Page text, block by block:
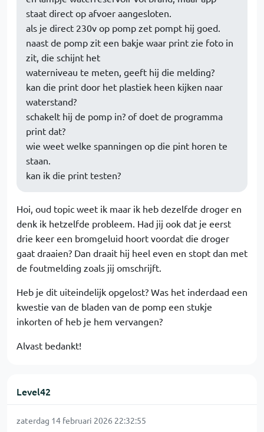
staat direct op afvoer aangesloten.
als je direct 230v op pomp zet pompt hij goed.
naast de pomp zit een bakje waar print zie foto in
zit, die schijnt het
waterniveau te meten, geeft hij die melding?
kan die print door het plastiek heen kijken naar
waterstand?
schakelt hij de pomp in? of doet de programma
print dat?
wie weet welke spanningen op die pint horen te
staan.
kan ik die print testen?
Hoi, oud topic weet ik maar ik heb dezelfde droger en
denk ik hetzelfde probleem. Had jij ook dat je eerst
drie keer een bromgeluid hoort voordat die droger
gaat draaien? Dan draait hij heel even en stopt dan met
de foutmelding zoals jij omschrijft.
Heb je dit uiteindelijk opgelost? Was het inderdaad een
kwestie van de bladen van de pomp een stukje
inkorten of heb je hem vervangen?
Alvast bedankt!
Level42
zaterdag 14 februari 2026 22:32:55